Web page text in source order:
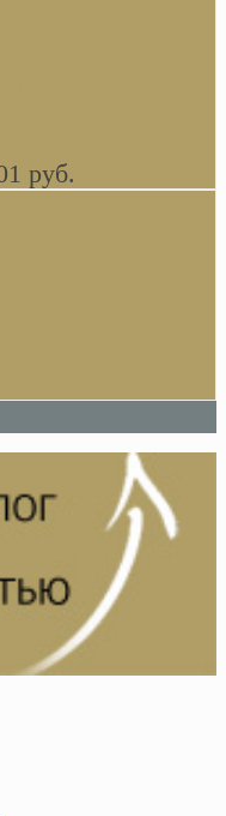
дерева, светло
+ серебро
руб.
(серия) В